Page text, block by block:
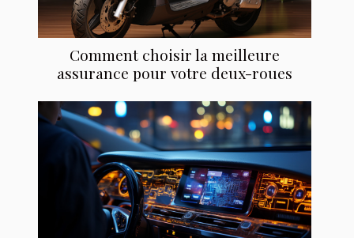
Comment choisir la meilleure
assurance pour votre deux-roues